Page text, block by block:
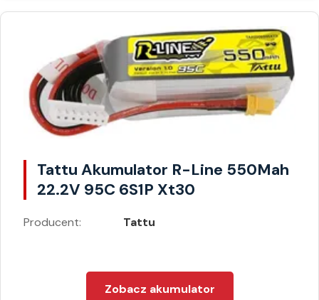
Tattu Akumulator R-Line 550Mah
22.2V 95C 6S1P Xt30
Producent: Tattu
Zobacz akumulator